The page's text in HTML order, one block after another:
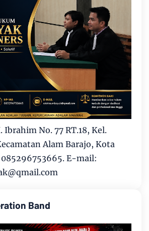
Ibrahim No. 77 RT.18, Kel.
Alam Barajo, Kota
E-mail:
Band